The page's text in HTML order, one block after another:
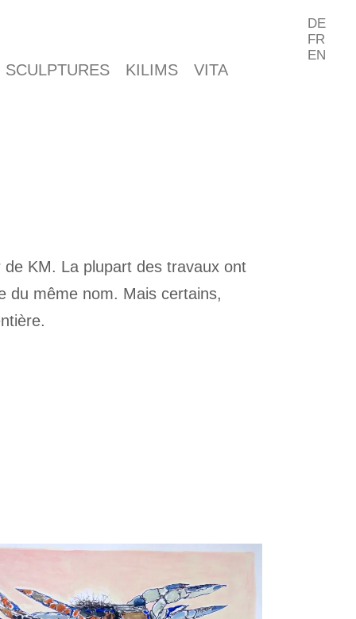
SCULPTURES KILIMS VITA
DE
FR
EN
de KM. La plupart des travaux ont
du même nom. Mais certains,